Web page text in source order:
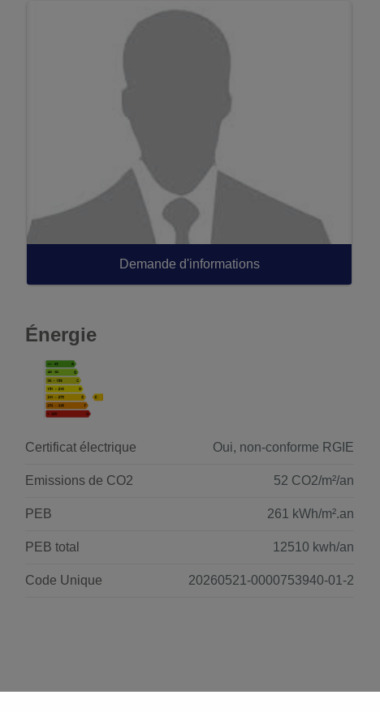
Demande d'informations
Énergie
Certificat électrique Oui, non-conforme RGIE
Emissions de CO2 52 CO2/m²/an
PEB 261 kWh/m².an
PEB total 12510 kwh/an
Code Unique 20260521-0000753940-01-2